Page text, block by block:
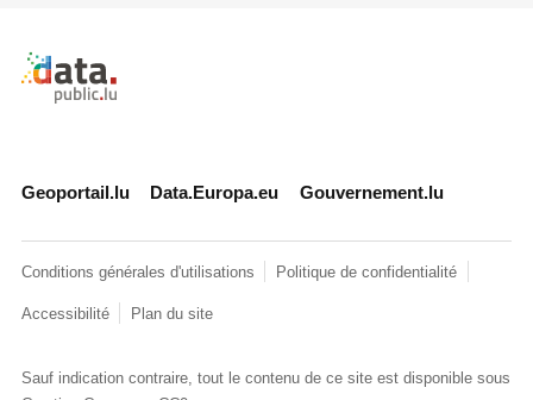
Retour à l'accueil de data.public.lu
Geoportail.lu Data.Europa.eu Gouvernement.lu
Conditions générales d'utilisations Politique de confidentialité
Accessibilité Plan du site
Sauf indication contraire, tout le contenu de ce site est disponible sous